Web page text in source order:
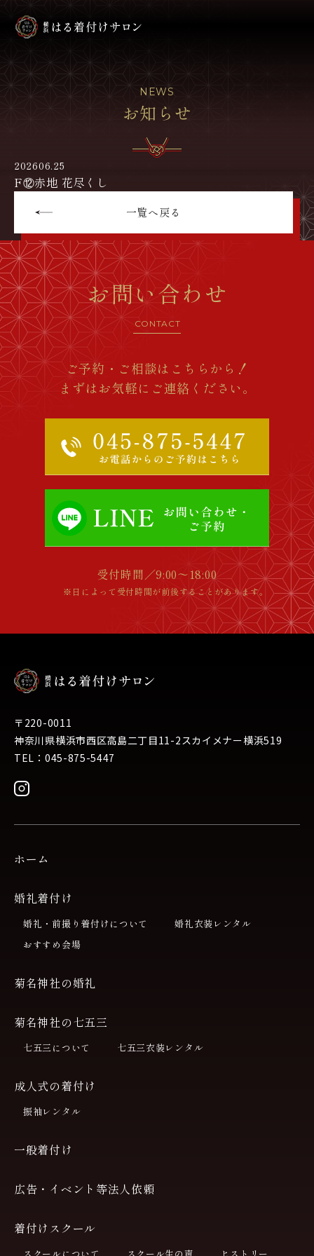
NEWS
お知らせ
202606.25
F⑫赤地 花尽くし
一覧へ戻る
お問い合わせ
CONTACT
ご予約・ご相談はこちらから！
まずはお気軽にご連絡ください。
受付時間／9:00～18:00
※日によって受付時間が前後することがあります。
〒220-0011
神奈川県横浜市西区高島二丁目11-2スカイメナー横浜519
TEL：045-875-5447
ホーム
婚礼着付け
婚礼・前撮り着付けについて
婚礼衣装レンタル
おすすめ会場
菊名神社の婚礼
菊名神社の七五三
七五三について 七五三衣装レンタル
成人式の着付け
振袖レンタル
一般着付け
広告・イベント等法人依頼
着付けスクール